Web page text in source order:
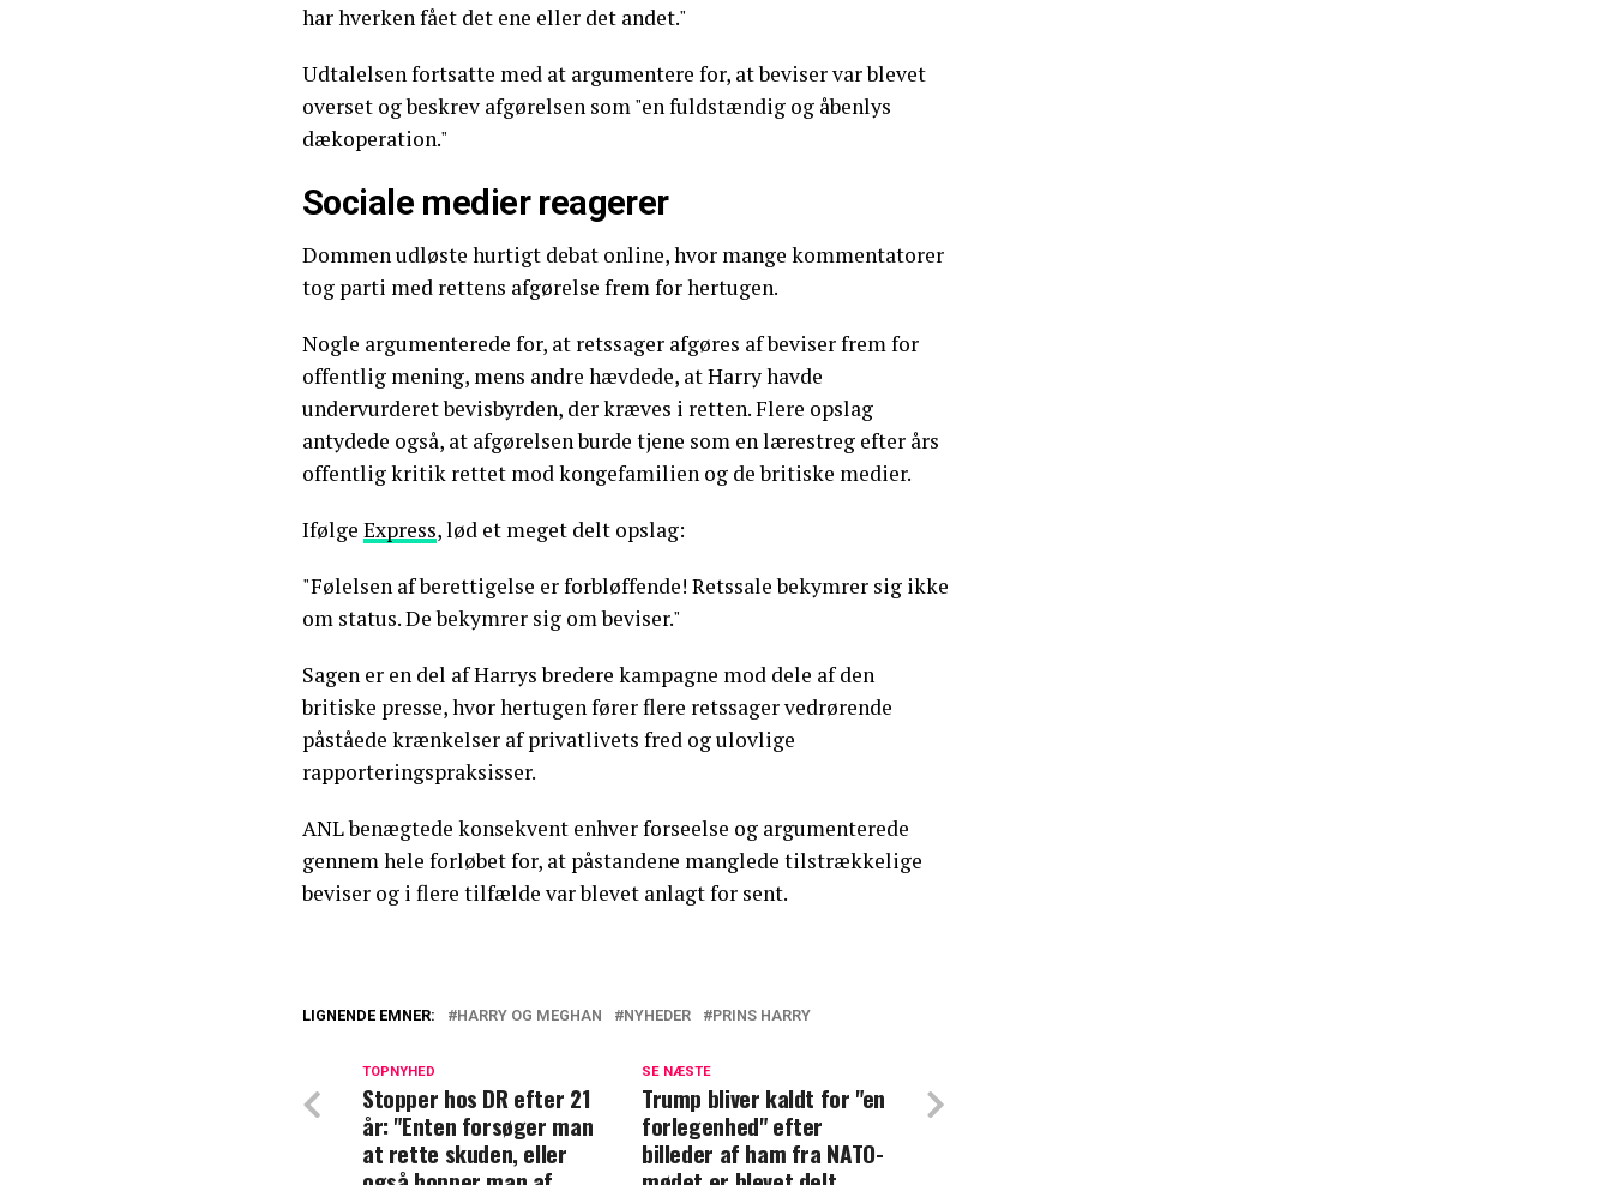
har hverken fået det ene eller det andet."
Udtalelsen fortsatte med at argumentere for, at beviser var blevet
overset og beskrev afgørelsen som "en fuldstændig og åbenlys
dækoperation."
Sociale medier reagerer
Dommen udløste hurtigt debat online, hvor mange kommentatorer
tog parti med rettens afgørelse frem for hertugen.
Nogle argumenterede for, at retssager afgøres af beviser frem for
offentlig mening, mens andre hævdede, at Harry havde
undervurderet bevisbyrden, der kræves i retten. Flere opslag
antydede også, at afgørelsen burde tjene som en lærestreg efter års
offentlig kritik rettet mod kongefamilien og de britiske medier.
Ifølge Express, lød et meget delt opslag:
"Følelsen af berettigelse er forbløffende! Retssale bekymrer sig ikke
om status. De bekymrer sig om beviser."
Sagen er en del af Harrys bredere kampagne mod dele af den
britiske presse, hvor hertugen fører flere retssager vedrørende
påståede krænkelser af privatlivets fred og ulovlige
rapporteringspraksisser.
ANL benægtede konsekvent enhver forseelse og argumenterede
gennem hele forløbet for, at påstandene manglede tilstrækkelige
beviser og i flere tilfælde var blevet anlagt for sent.
Står frem: Sådan er det at arbejde for Harry og Meghan
LIGNENDE EMNER: HARRY OG MEGHAN NYHEDER PRINS HARRY
SE NÆSTE
Trump bliver kaldt for "en
forlegenhed" efter
billeder af ham fra NATO-
TOPNYHED
Stopper hos DR efter 21
år: "Enten forsøger man
at rette skuden, eller